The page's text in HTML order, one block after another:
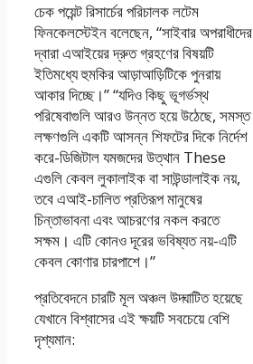
চেক পয়েন্ট রিসার্চের পরিচালক লটেম
ফিনকেলস্টেইন বলেছেন, “সাইবার অপরাধীদের
দ্বারা এআইয়ের দ্রুত গ্রহণের বিষয়টি
ইতিমধ্যে হুমকির আড়াআড়িটিকে পুনরায়
আকার দিচ্ছে।” “যদিও কিছু ভূগর্ভস্থ
পরিষেবাগুলি আরও উন্নত হয়ে উঠেছে, সমস্ত
লক্ষণগুলি একটি আসন্ন শিফটের দিকে নির্দেশ
করে-ডিজিটাল যমজদের উত্থান These
এগুলি কেবল লুকালাইক বা সাউন্ডালাইক নয়,
তবে এআই-চালিত প্রতিরূপ মানুষের
চিন্তাভাবনা এবং আচরণের নকল করতে
সক্ষম। এটি কোনও দূরের ভবিষ্যত নয়-এটি
কেবল কোণার চারপাশে।”
প্রতিবেদনে চারটি মূল অঞ্চল উদ্ঘাটিত হয়েছে
যেখানে বিশ্বাসের এই ক্ষয়টি সবচেয়ে বেশি
দৃশ্যমান: